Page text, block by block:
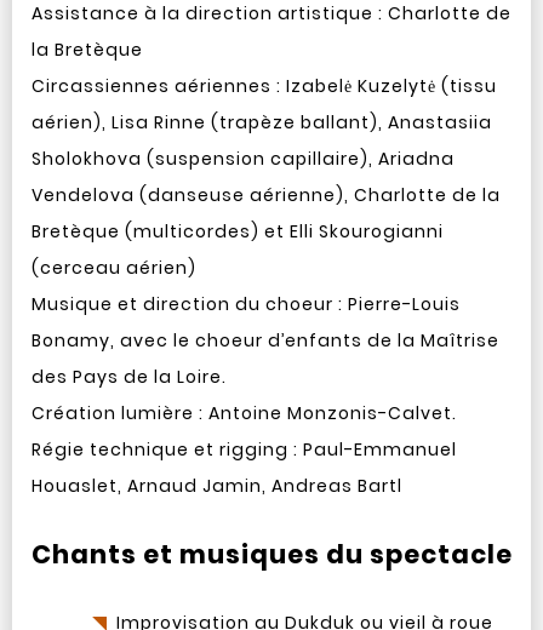
Assistance à la direction artistique : Charlotte de
la Bretèque
Circassiennes aériennes : Izabelė Kuzelytė (tissu
aérien), Lisa Rinne (trapèze ballant), Anastasiia
Sholokhova (suspension capillaire), Ariadna
Vendelova (danseuse aérienne), Charlotte de la
Bretèque (multicordes) et Elli Skourogianni
(cerceau aérien)
Musique et direction du choeur : Pierre-Louis
Bonamy, avec le choeur d’enfants de la Maîtrise
des Pays de la Loire.
Création lumière : Antoine Monzonis-Calvet.
Régie technique et rigging : Paul-Emmanuel
Houaslet, Arnaud Jamin, Andreas Bartl
Chants et musiques du spectacle
Improvisation au Dukduk ou vieil à roue